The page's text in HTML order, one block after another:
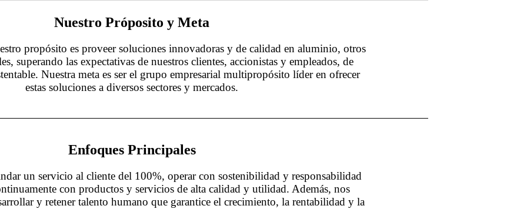
Nuestro Próposito y Meta
propósito es proveer soluciones innovadoras y de calidad en aluminio, otros
superando las expectativas de nuestros clientes, accionistas y empleados, de
Nuestra meta es ser el grupo empresarial multipropósito líder en ofrecer
estas soluciones a diversos sectores y mercados.
Enfoques Principales
un servicio al cliente del 100%, operar con sostenibilidad y responsabilidad
con productos y servicios de alta calidad y utilidad. Además, nos
y retener talento humano que garantice el crecimiento, la rentabilidad y la